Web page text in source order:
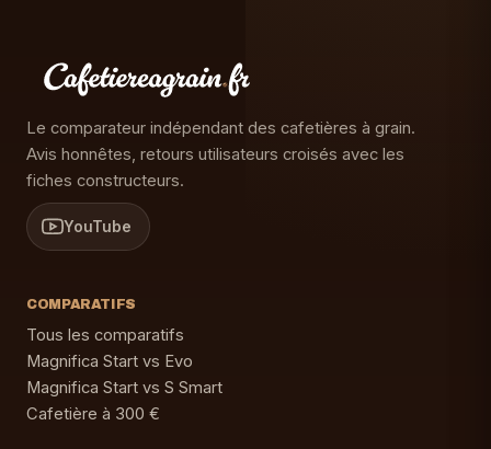
Le comparateur indépendant des cafetières à grain.
Avis honnêtes, retours utilisateurs croisés avec les
fiches constructeurs.
YouTube
COMPARATIFS
Tous les comparatifs
Magnifica Start vs Evo
Magnifica Start vs S Smart
Cafetière à 300 €